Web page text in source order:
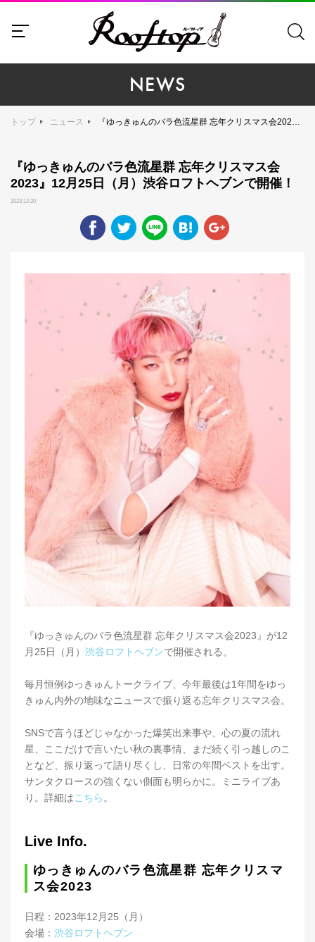
NEWS
トップ ニュース 『ゆっきゅんのバラ色流星群 忘年クリスマス会2023』12月25日（月）渋谷ロフトヘブンで開催！
『ゆっきゅんのバラ色流星群 忘年クリスマス会
2023』12月25日（月）渋谷ロフトヘブンで開催！
2023.12.20
『ゆっきゅんのバラ色流星群 忘年クリスマス会2023』が12
月25日（月） 渋谷ロフトヘブンで開催される。
毎月恒例ゆっきゅんトークライブ、今年最後は1年間をゆっ
きゅん内外の地味なニュースで振り返る忘年クリスマス会。
SNSで言うほどじゃなかった爆笑出来事や、心の夏の流れ
星、ここだけで言いたい秋の裏事情、まだ続く引っ越しのこ
となど、振り返って語り尽くし、日常の年間ベストを出す。
サンタクロースの強くない側面も明らかに。ミニライブあ
り。詳細はこちら 。
Live Info.
ゆっきゅんのバラ色流星群 忘年クリスマ
ス会2023
日程：2023年12月25（月）
会場： 渋谷ロフトヘブン